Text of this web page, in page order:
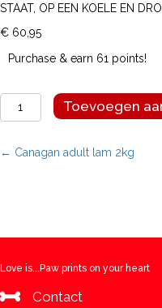
STAAT, OP EEN KOELE EN
€ 60,95
Purchase & earn 61 points!
adult
6kg
Toevoegen
Posts
← Canagan adult lam 2kg
Love is...Paw prints on your heart
Contact